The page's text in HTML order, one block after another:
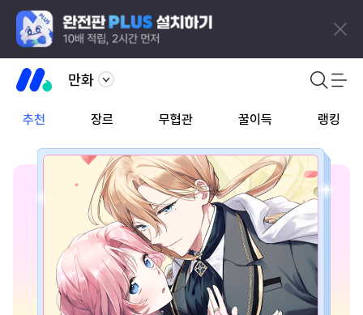
만화
추천 장르 무협관 꿀이득 랭킹